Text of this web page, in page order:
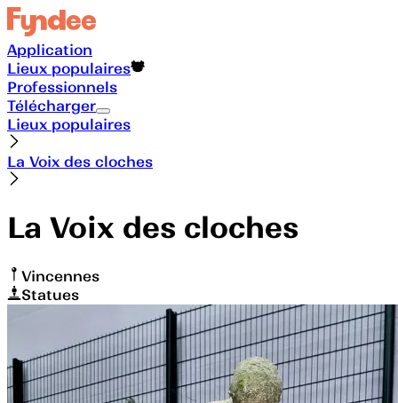
Application
Lieux populaires
Professionnels
Télécharger
Lieux populaires
La Voix des cloches
La Voix des cloches
Vincennes
Statues